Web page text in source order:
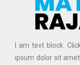
I am text block.
ipsum dolor sit